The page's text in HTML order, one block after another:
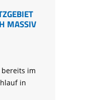
MASSIV
bereits im
in